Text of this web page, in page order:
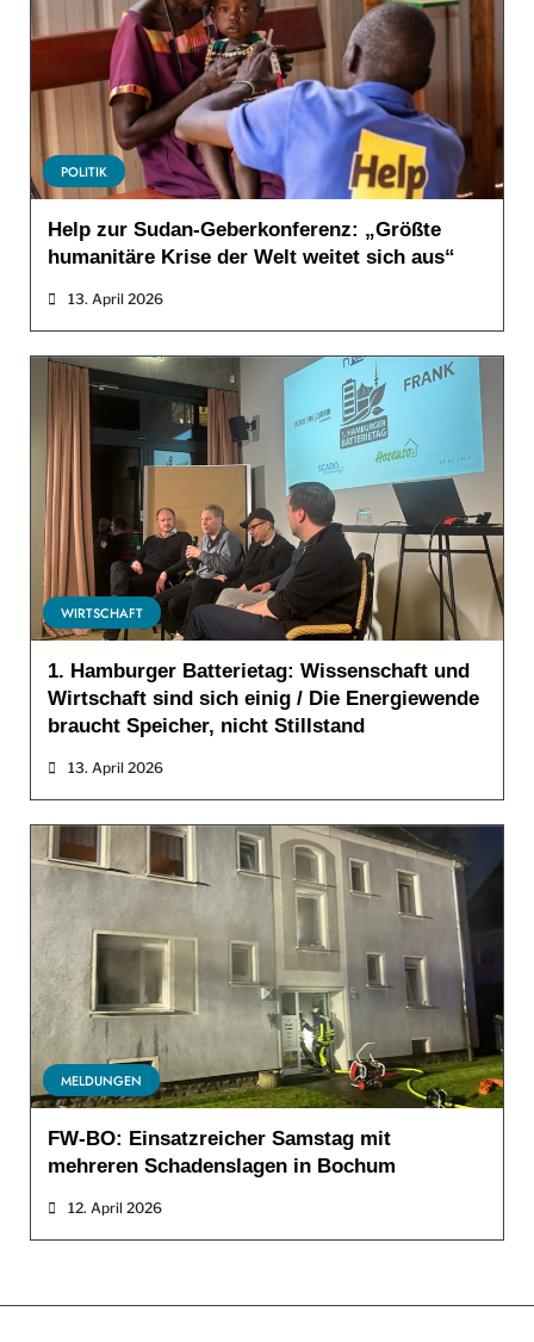
POLITIK
Help zur Sudan-Geberkonferenz: „Größte
humanitäre Krise der Welt weitet sich aus“
13. April 2026
WIRTSCHAFT
1. Hamburger Batterietag: Wissenschaft und
Wirtschaft sind sich einig / Die Energiewende
braucht Speicher, nicht Stillstand
13. April 2026
MELDUNGEN
FW-BO: Einsatzreicher Samstag mit
mehreren Schadenslagen in Bochum
12. April 2026